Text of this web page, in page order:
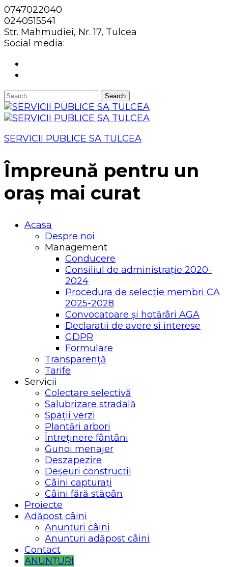
0747022040
0240515541
Str. Mahmudiei, Nr. 17, Tulcea
Social media:
Search
for:
SERVICII PUBLICE SA TULCEA
Împreună pentru un
oraș mai curat
Acasa
Despre noi
Management
Conducere
Consiliul de administrație 2020-
2024
Procedura de selecție membri CA
2025-2028
Convocatoare și hotărâri AGA
Declaratii de avere si interese
GDPR
Formulare
Transparență
Tarife
Servicii
Colectare selectivă
Salubrizare stradală
Spații verzi
Plantări arbori
Întreținere fântâni
Gunoi menajer
Deszapezire
Deșeuri construcții
Câini capturați
Câini fără stăpân
Proiecte
Adăpost câini
Anunțuri câini
Anunturi adăpost câini
Contact
ANUNȚURI